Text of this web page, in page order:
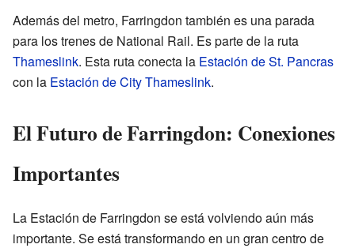
Además del metro, Farringdon también es una parada
para los trenes de National Rail. Es parte de la ruta
Thameslink. Esta ruta conecta la Estación de St. Pancras
con la Estación de City Thameslink.
El Futuro de Farringdon: Conexiones
Importantes
La Estación de Farringdon se está volviendo aún más
importante. Se está transformando en un gran centro de